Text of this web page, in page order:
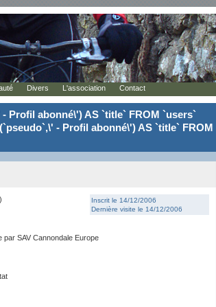
Profil abonné\') AS `title` FROM `users`
- Profil abonné\') AS `title` FROM
Inscrit le 14/12/2006
Dernière visite le 14/12/2006
SAV Cannondale Europe
Divers L'association Contact